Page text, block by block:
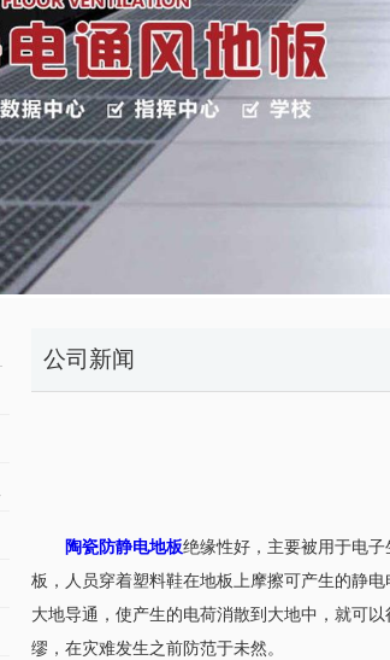
公司新闻
陶瓷防静电地板绝缘性好，主要被用于电子
板，人员穿着塑料鞋在地板上摩擦可产生的
大地导通，使产生的电荷消散到大地中，就
缪，在灾难发生之前防范于未然。